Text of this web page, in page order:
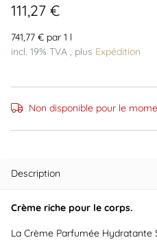
111,27 €
741,77 € par 1 l
incl. 19% TVA , plus Expédition
Non disponible pour le
Description
Crème riche pour le corps.
La Crème Parfumée Hydratante